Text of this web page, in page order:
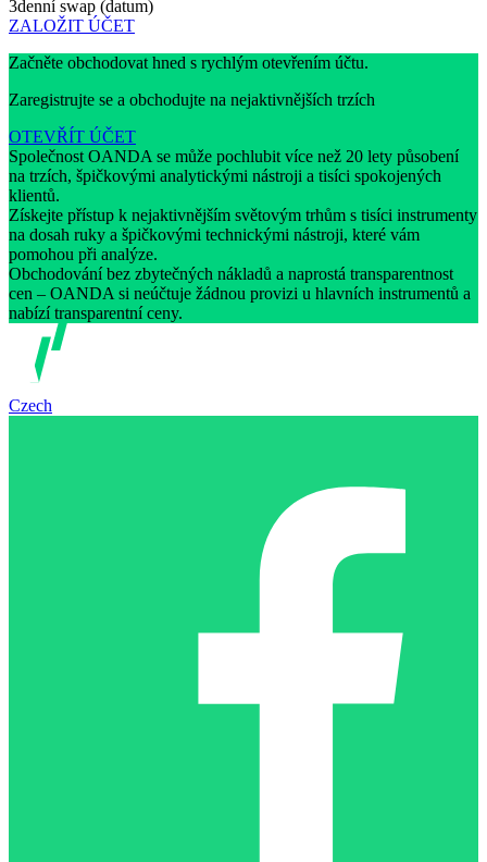
3denní swap (datum)
ZALOŽIT ÚČET
Začněte obchodovat hned s rychlým otevřením účtu.
Zaregistrujte se a obchodujte na nejaktivnějších trzích
OTEVŘÍT ÚČET
Společnost OANDA se může pochlubit více než 20 lety působení
na trzích, špičkovými analytickými nástroji a tisíci spokojených
klientů.
Získejte přístup k nejaktivnějším světovým trhům s tisíci instrumenty
na dosah ruky a špičkovými technickými nástroji, které vám
pomohou při analýze.
Obchodování bez zbytečných nákladů a naprostá transparentnost
cen – OANDA si neúčtuje žádnou provizi u hlavních instrumentů a
nabízí transparentní ceny.
Czech